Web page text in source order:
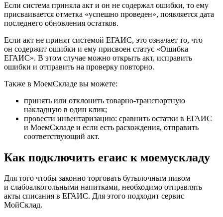
Если система приняла акт и он не содержал ошибки, то ему
присваивается отметка «успешно проведен», появляется дата
последнего обновления остатков.
Если акт не принят системой ЕГАИС, это означает то, что
он содержит ошибки и ему присвоен статус «Ошибка
ЕГАИС». В этом случае можно открыть акт, исправить
ошибки и отправить на проверку повторно.
Также в МоемСкладе вы можете:
принять или отклонить товарно-транспортную
накладную в один клик;
провести инвентаризацию: сравнить остатки в ЕГАИС
и МоемСкладе и если есть расхождения, отправить
соответствующий акт.
Как подключить егаис к моемускладу
Для того чтобы законно торговать бутылочным пивом
и слабоалкогольными напитками, необходимо отправлять
акты списания в ЕГАИС. Для этого подходит сервис
МойСклад.